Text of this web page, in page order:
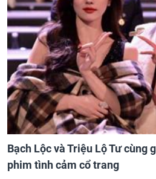
Bạch Lộc và Triệu Lộ Tư cùng
phim tình cảm cổ trang